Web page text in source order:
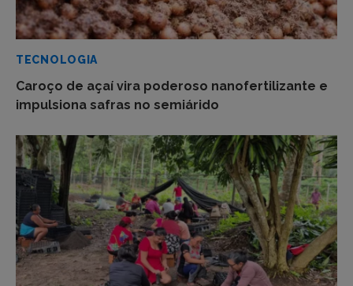
TECNOLOGIA
Caroço de açaí vira poderoso nanofertilizante e
impulsiona safras no semiárido